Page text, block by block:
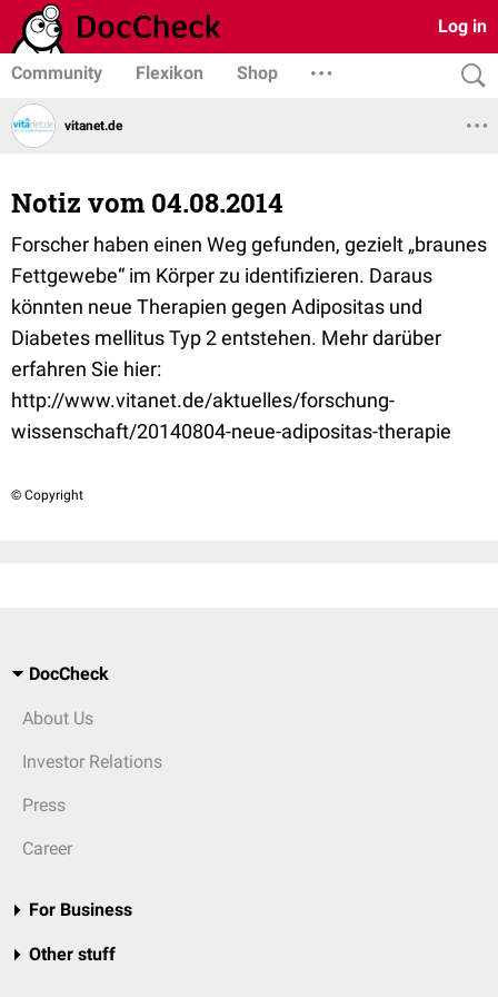
Log in
Community Flexikon Shop
vitanet.de
Notiz vom 04.08.2014
Forscher haben einen Weg gefunden, gezielt „braunes
Fettgewebe“ im Körper zu identifizieren. Daraus
könnten neue Therapien gegen Adipositas und
Diabetes mellitus Typ 2 entstehen. Mehr darüber
erfahren Sie hier:
http://www.vitanet.de/aktuelles/forschung-
wissenschaft/20140804-neue-adipositas-therapie
© Copyright
DocCheck
About Us
Investor Relations
Press
Career
For Business
Other stuff